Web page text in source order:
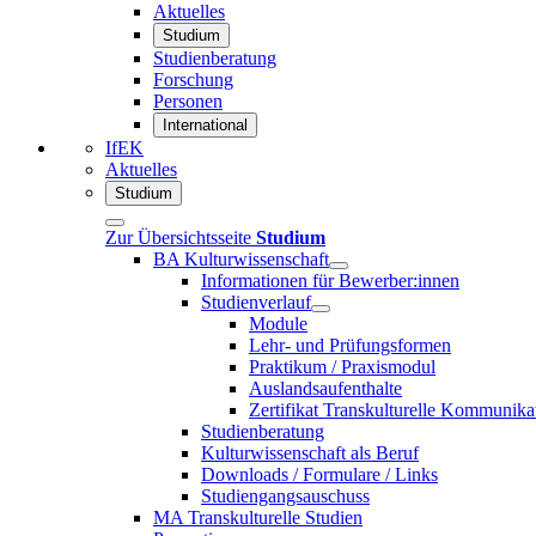
Aktuelles
Studium
Studienberatung
Forschung
Personen
International
IfEK
Aktuelles
Studium
Zur Übersichtsseite Studium
BA Kulturwissenschaft
Informationen für Bewerber:innen
Studienverlauf
Module
Lehr- und Prüfungsformen
Praktikum / Praxismodul
Auslandsaufenthalte
Zertifikat Transkulturelle
Studienberatung
Kulturwissenschaft als Beruf
Downloads / Formulare / Links
Studiengangsauschuss
MA Transkulturelle Studien